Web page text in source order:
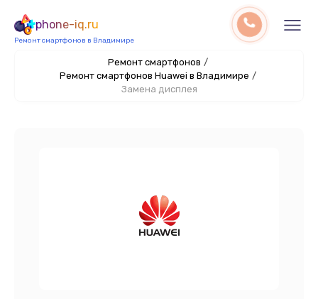
phone-iq.ru
Ремонт смартфонов в Владимире
Ремонт смартфонов /
Ремонт смартфонов Huawei в Владимире /
Замена дисплея